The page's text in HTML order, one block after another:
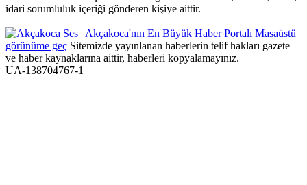
idari sorumluluk içeriği gönderen kişiye aittir.
Masaüstü
görünüme geç Sitemizde yayınlanan haberlerin telif hakları gazete
ve haber kaynaklarına aittir, haberleri kopyalamayınız.
UA-138704767-1